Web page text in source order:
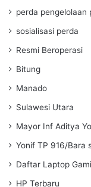
perda pengelolaan
sosialisasi perda
Resmi Beroperasi
Bitung
Manado
Sulawesi Utara
Mayor Inf Aditya
Yonif TP 916/Bara
Daftar Laptop
HP Terbaru